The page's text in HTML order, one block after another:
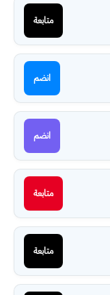
متابعة
انضم
انضم
متابعة
متابعة